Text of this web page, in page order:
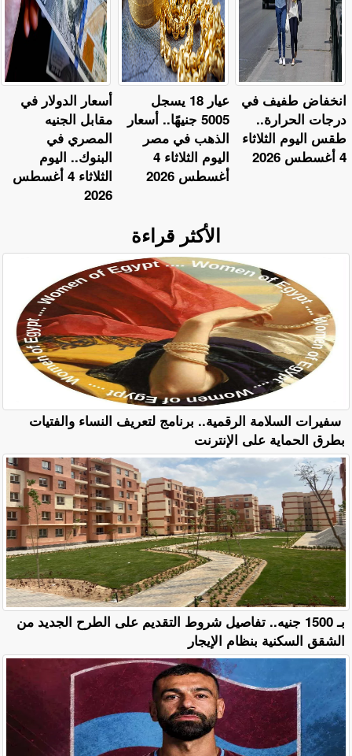
أسعار الدولار في
مقابل الجنيه
المصري في
البنوك.. اليوم
الثلاثاء 4 أغسطس
2026
عيار 18 يسجل
5005 جنيهًا.. أسعار
الذهب في مصر
اليوم الثلاثاء 4
أغسطس 2026
​انخفاض طفيف في
درجات الحرارة..
طقس اليوم الثلاثاء
4 أغسطس 2026
الأكثر قراءة
سفيرات السلامة الرقمية.. برنامج لتعريف النساء والفتيات
بطرق الحماية على الإنترنت
بـ 1500 جنيه.. تفاصيل شروط التقديم على الطرح الجديد من
الشقق السكنية بنظام الإيجار